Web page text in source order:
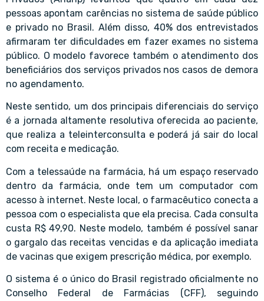
pessoas apontam carências no sistema de saúde público
e privado no Brasil. Além disso, 40% dos entrevistados
afirmaram ter dificuldades em fazer exames no sistema
público. O modelo favorece também o atendimento dos
beneficiários dos serviços privados nos casos de demora
no agendamento.
Neste sentido, um dos principais diferenciais do serviço
é a jornada altamente resolutiva oferecida ao paciente,
que realiza a teleinterconsulta e poderá já sair do local
com receita e medicação.
Com a telessaúde na farmácia, há um espaço reservado
dentro da farmácia, onde tem um computador com
acesso à internet. Neste local, o farmacêutico conecta a
pessoa com o especialista que ela precisa. Cada consulta
custa R$ 49,90. Neste modelo, também é possível sanar
o gargalo das receitas vencidas e da aplicação imediata
de vacinas que exigem prescrição médica, por exemplo.
O sistema é o único do Brasil registrado oficialmente no
Conselho Federal de Farmácias (CFF), seguindo